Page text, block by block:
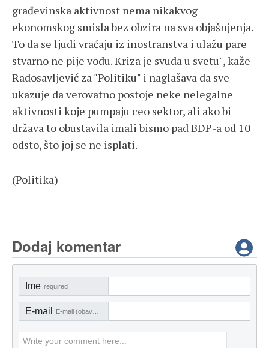
građevinska aktivnost nema nikakvog
ekonomskog smisla bez obzira na sva objašnjenja.
To da se ljudi vraćaju iz inostranstva i ulažu pare
stvarno ne pije vodu. Kriza je svuda u svetu", kaže
Radosavljević za "Politiku" i naglašava da sve
ukazuje da verovatno postoje neke nelegalne
aktivnosti koje pumpaju ceo sektor, ali ako bi
država to obustavila imali bismo pad BDP-a od 10
odsto, što joj se ne isplati.
(Politika)
Dodaj komentar
Ime required
E-mail